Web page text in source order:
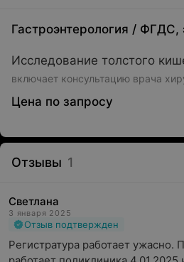
Гастроэнтерология / ФГДС,
Исследование толстого
включает консультацию врача
Цена по запросу
Отзывы 1
Светлана
3 января 2025
Отзыв подтвержден
Регистратура работает ужасно.